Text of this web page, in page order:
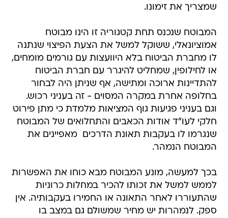
שמצריך את זימונו.
המבוטח שנכנס תחת קטגוריה זו הינו מבוטח
אמוציונאלי, ששוקל למשל את הצעת הפיצוי שנתנה
לו מחברת הביטוח בלא היוועצות עם גורמים מומחים,
או לחילופין, שמחליט להיגרר עם חברת הביטוח
להתדיינות ארוכה ומתישה, אף שניתן היה לבחור
בחלופה אחרת במקרה המסוים - זה בעניני רכוש.
וגם בעניני פגיעות גוף המציאות מלמדת כי מתן פירוט
חלקי לעו"ד אודות הכאבים והתחלואים של המבוטח
שנגרמו לו בעקבות תאונת הדרכים  מאפיינים את
המבוטח הנמהר.
בכך למעשה, מונע המבוטח מבא כוחו את האפשרות
לממש למשל את זכותו להכיר במחלות כרוניות
שהתעוררו לאחר התאונה או החמירו בעקבותיה. אין
ספק. לנמהרות יש מחיר שמשולם גם במצב בו